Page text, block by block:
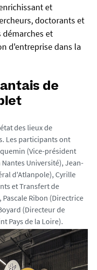
et
doctorants et
et
d'entreprise dans la
de
des lieux de
Les participants ont
(Vice-président
Université), Jean-
d'Atlanpole), Cyrille
et Transfert de
Ribon (Directrice
(Directeur de
Pays de la Loire).